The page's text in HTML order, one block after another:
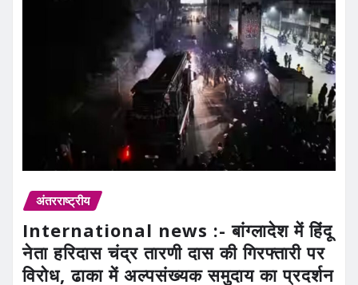
अंतरराष्ट्रीय
International news :- बांग्लादेश में हिंदू
नेता हरिदास चंद्र तारणी दास की गिरफ्तारी पर
विरोध, ढाका में अल्पसंख्यक समुदाय का प्रदर्शन